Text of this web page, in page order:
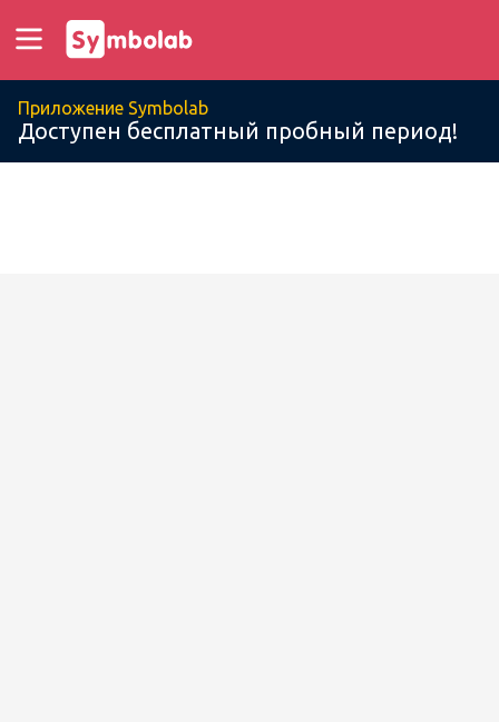
Приложение Symbolab
Доступен бесплатный пробный период!